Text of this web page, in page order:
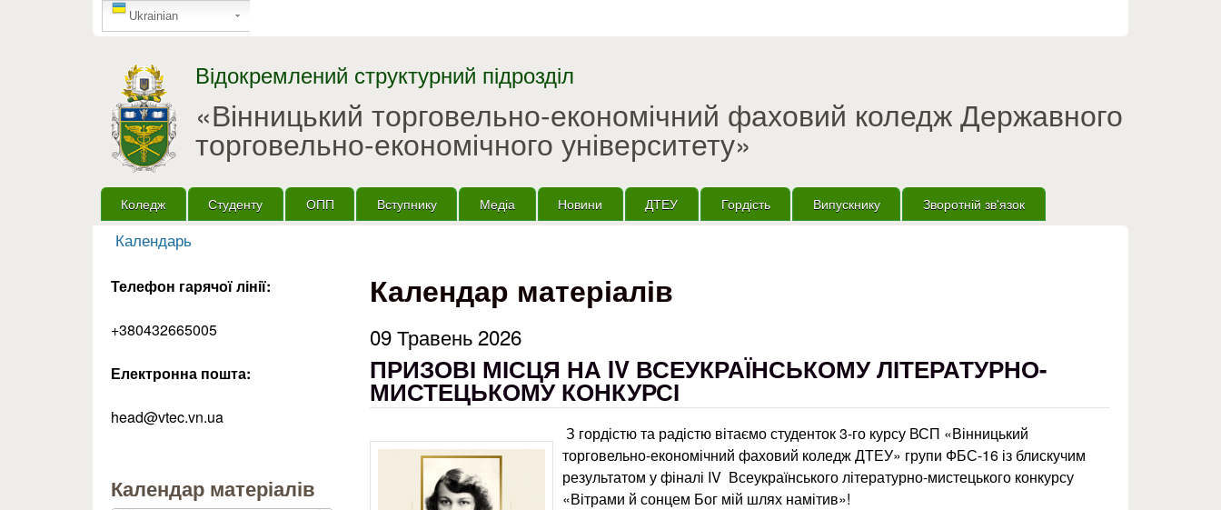
GTranslate
Ukrainian
Відокремлений структурний підрозділ
«Вінницький торговельно-економічний фаховий коледж Державного
торговельно-економічного університету»
Головне меню
Коледж Студенту ОПП Вступнику Медіа Новини ДТЕУ Гордість Випускнику Зворотній зв'язок
Ви є тут
Календарь
Календар матеріалів
09 Травень 2026
ПРИЗОВІ МІСЦЯ НА IV ВСЕУКРАЇНСЬКОМУ ЛІТЕРАТУРНО-
МИСТЕЦЬКОМУ КОНКУРСІ
З гордістю та радістю вітаємо студенток 3-го курсу ВСП «Вінницький
торговельно-економічний фаховий коледж ДТЕУ» групи ФБС-16 із блискучим
результатом у фіналі IV Всеукраїнського літературно-мистецького конкурсу
«Вітрами й сонцем Бог мій шлях намітив»!
Телефон гарячої лінії:
+380432665005
Електронна пошта:
head@vtec.vn.ua
Календар матеріалів